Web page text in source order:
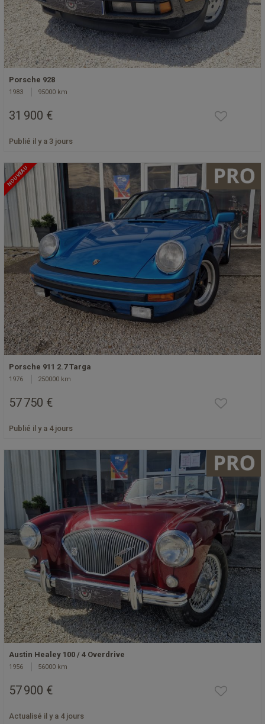
Porsche 928
1983 95000 km
31 900 €
Publié il y a 3 jours
NOUVEAU
Porsche 911 2.7 Targa
1976 250000 km
57 750 €
Publié il y a 4 jours
Austin Healey 100 / 4 Overdrive
1956 56000 km
57 900 €
Actualisé il y a 4 jours